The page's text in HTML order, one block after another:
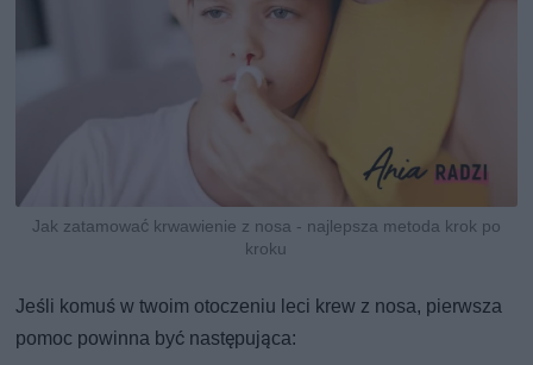
Jak zatamować krwawienie z nosa - najlepsza metoda krok po
kroku
Jeśli komuś w twoim otoczeniu leci krew z nosa, pierwsza
pomoc powinna być następująca: